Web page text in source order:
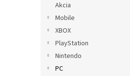
Akcia
Mobile
XBOX
PlayStation
Nintendo
PC